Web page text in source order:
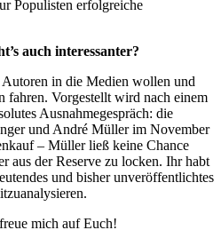
Populisten erfolgreiche
auch interessanter?
in die Medien wollen und
fahren. Vorgestellt wird nach einem
Ausnahmegespräch: die
und André Müller im November
– Müller ließ keine Chance
aus der Reserve zu locken. Ihr habt
und bisher unveröffentlichtes
mich auf Euch!